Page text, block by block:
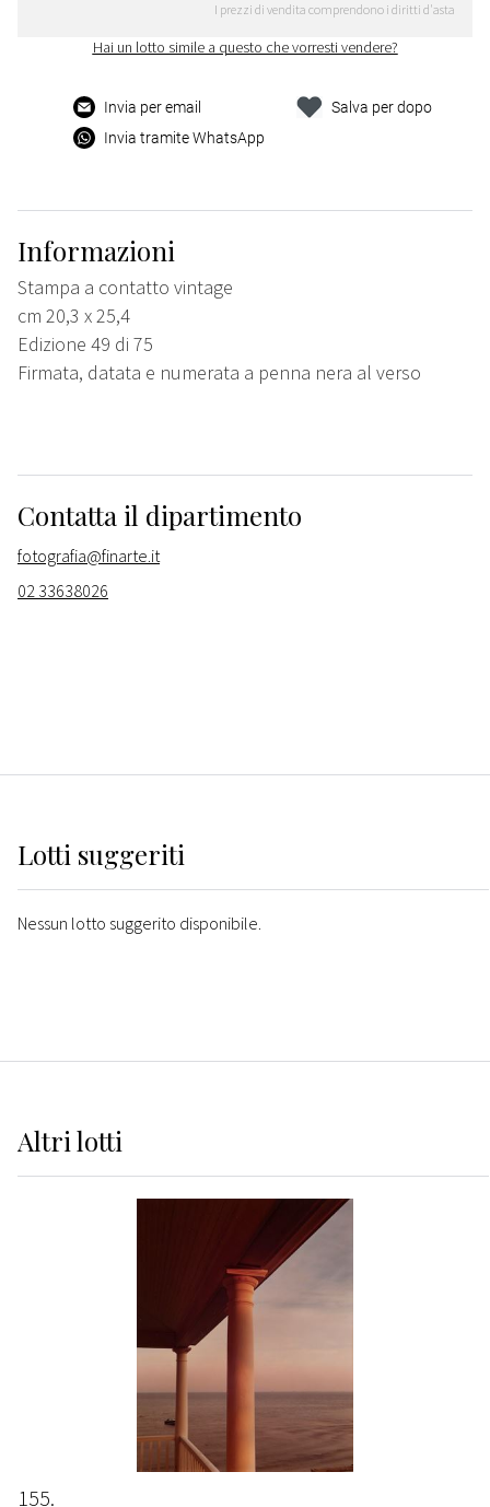
I prezzi di vendita comprendono i diritti d'asta
Hai un lotto simile a questo che vorresti vendere?
Invia per email
Invia tramite WhatsApp
Salva per dopo
Informazioni
Stampa a contatto vintage
cm 20,3 x 25,4
Edizione 49 di 75
Firmata, datata e numerata a penna nera al verso
Contatta il dipartimento
fotografia@finarte.it
02 33638026
Lotti suggeriti
Nessun lotto suggerito disponibile.
Altrilotti
155